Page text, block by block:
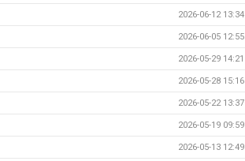
2026-06-12 13:34
2026-06-05 12:55
2026-05-29 14:21
2026-05-28 15:16
2026-05-22 13:37
2026-05-19 09:59
2026-05-13 12:49